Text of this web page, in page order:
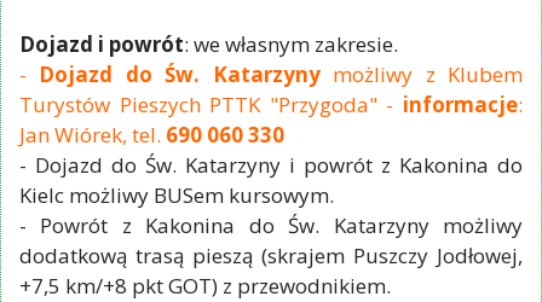
Dojazd i powrót: we własnym zakresie.
- Dojazd do Św. Katarzynymożliwy z Klubem
Turystów Pieszych PTTK "Przygoda" - informacje:
Jan Wiórek, tel. 690 060 330
- Dojazd do Św. Katarzyny i powrót z Kakonina do
Kielc możliwy BUSem kursowym.
- Powrót z Kakonina do Św. Katarzyny możliwy
dodatkową trasą pieszą (skrajem Puszczy Jodłowej,
+7,5 km/+8 pkt GOT) z przewodnikiem.